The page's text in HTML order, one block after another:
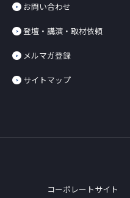
お問い合わせ
登壇・講演・取材依頼
メルマガ登録
サイトマップ
コーポレートサイト